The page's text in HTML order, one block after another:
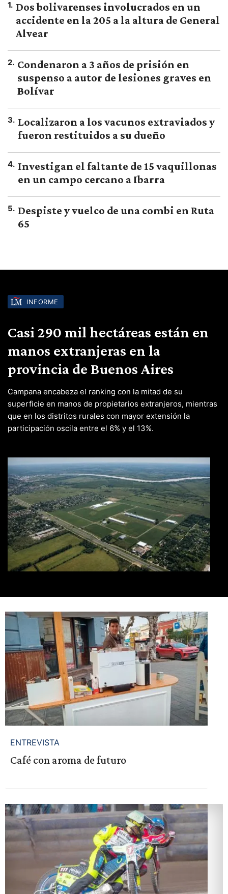
1. Dos bolivarenses involucrados en un
accidente en la 205 a la altura de General
Alvear
2. Condenaron a 3 años de prisión en
suspenso a autor de lesiones graves en
Bolívar
3. Localizaron a los vacunos extraviados y
fueron restituidos a su dueño
4. Investigan el faltante de 15 vaquillonas
en un campo cercano a Ibarra
5. Despiste y vuelco de una combi en Ruta
65
INFORME
Casi 290 mil hectáreas están en
manos extranjeras en la
provincia de Buenos Aires
Campana encabeza el ranking con la mitad de su
superficie en manos de propietarios extranjeros, mientras
que en los distritos rurales con mayor extensión la
participación oscila entre el 6% y el 13%.
ENTREVISTA
Café con aroma de futuro